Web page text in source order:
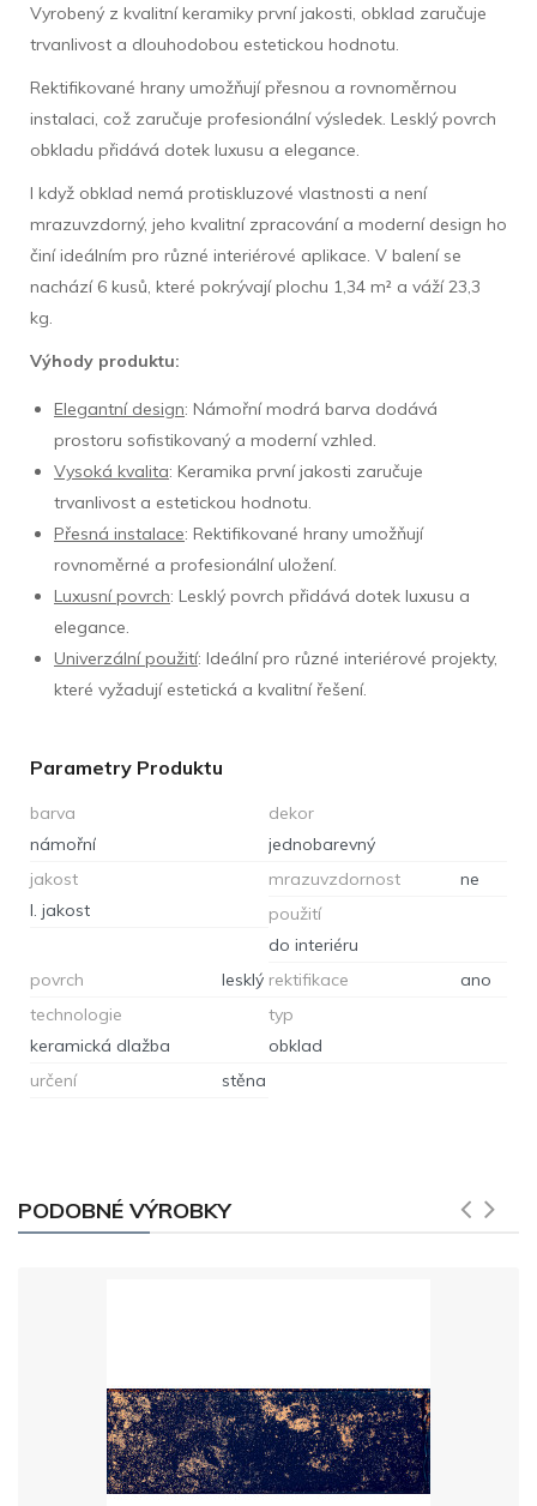
Vyrobený z kvalitní keramiky první jakosti, obklad zaručuje
trvanlivost a dlouhodobou estetickou hodnotu.
Rektifikované hrany umožňují přesnou a rovnoměrnou
instalaci, což zaručuje profesionální výsledek. Lesklý povrch
obkladu přidává dotek luxusu a elegance.
I když obklad nemá protiskluzové vlastnosti a není
mrazuvzdorný, jeho kvalitní zpracování a moderní design ho
činí ideálním pro různé interiérové aplikace. V balení se
nachází 6 kusů, které pokrývají plochu 1,34 m² a váží 23,3
kg.
Výhody produktu:
Elegantní design: Námořní modrá barva dodává
prostoru sofistikovaný a moderní vzhled.
Vysoká kvalita: Keramika první jakosti zaručuje
trvanlivost a estetickou hodnotu.
Přesná instalace: Rektifikované hrany umožňují
rovnoměrné a profesionální uložení.
Luxusní povrch: Lesklý povrch přidává dotek luxusu a
elegance.
Univerzální použití: Ideální pro různé interiérové projekty,
které vyžadují estetická a kvalitní řešení.
Parametry Produktu
barva
námořní
dekor
jednobarevný
jakost
I. jakost
mrazuvzdornost
ne
použití
do interiéru
povrch
lesklý rektifikace
ano
technologie
keramická dlažba
typ
obklad
určení
stěna
PODOBNÉ VÝROBKY